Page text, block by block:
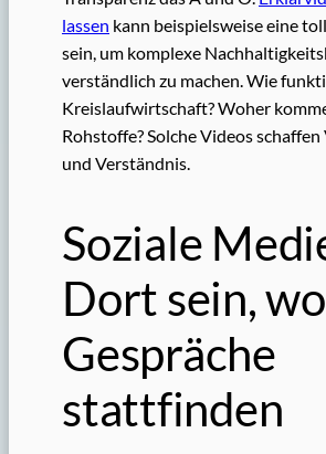
lassen kann beispielsweise eine
sein, um komplexe
verständlich zu machen. Wie
Kreislaufwirtschaft? Woher
Rohstoffe? Solche Videos
und Verständnis.
Soziale
Dort sein,
Gespräche
stattfinden